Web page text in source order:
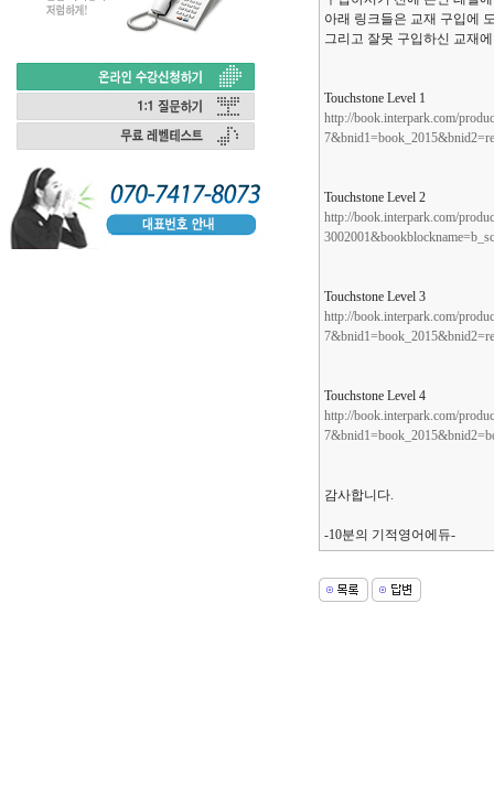
아래 링크들은 교재 구입에
그리고 잘못 구입하신 교재
Touchstone Level 1
http://book.interpark.com/
Touchstone Level 2
http://book.interpark.com/
Touchstone Level 3
http://book.interpark.com/
Touchstone Level 4
http://book.interpark.com/
감사합니다.
-10분의 기적영어에듀-